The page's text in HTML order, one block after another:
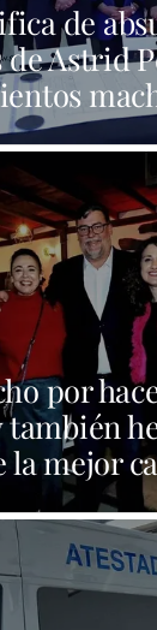
de
de Astrid
busca
no tiene
por
también
la mejor